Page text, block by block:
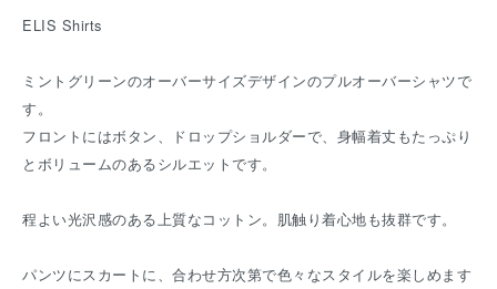
ELIS Shirts
ミントグリーンのオーバーサイズデザインのプルオーバーシャツで
す。
フロントにはボタン、ドロップショルダーで、身幅着丈もたっぷり
とボリュームのあるシルエットです。
程よい光沢感のある上質なコットン。肌触り着心地も抜群です。
パンツにスカートに、合わせ方次第で色々なスタイルを楽しめます